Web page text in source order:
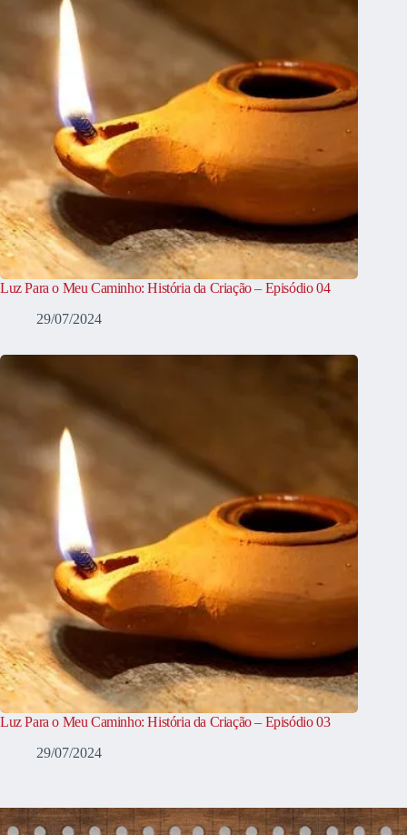
Luz Para o Meu Caminho: História da Criação – Episódio 04
29/07/2024
Luz Para o Meu Caminho: História da Criação – Episódio 03
29/07/2024